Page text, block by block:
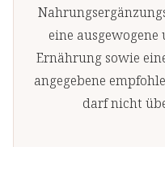
eine
Ernährung sowie
angegebene
darf nicht